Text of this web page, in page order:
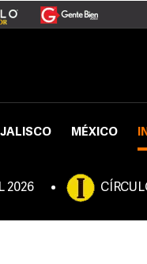
JALISCO MÉXICO
2026